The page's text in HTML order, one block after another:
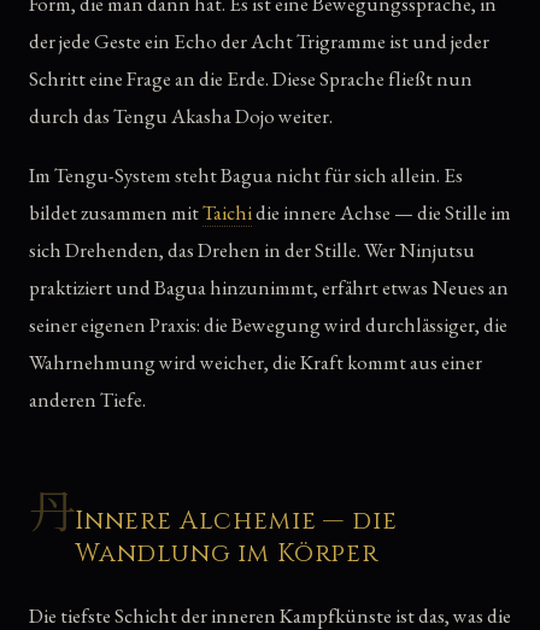
der jede Geste ein Echo der Acht Trigramme ist und jeder
Schritt eine Frage an die Erde. Diese Sprache fließt nun
durch das Tengu Akasha Dojo weiter.
Im Tengu-System steht Bagua nicht für sich allein. Es
bildet zusammen mitTaichidie innere Achse — die Stille im
sich Drehenden, das Drehen in der Stille. Wer Ninjutsu
praktiziert und Bagua hinzunimmt, erfährt etwas Neues an
seiner eigenen Praxis: die Bewegung wird durchlässiger, die
Wahrnehmung wird weicher, die Kraft kommt aus einer
anderen Tiefe.
丹Innere Alchemie — die
Wandlung im Körper
Die tiefste Schicht der inneren Kampfkünste ist das, was die